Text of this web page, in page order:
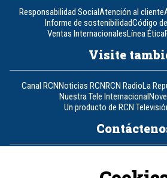
Responsabilidad SocialAtención al cliente
Informe de sostenibilidadCódigo
Ventas InternacionalesLínea Ética
Visite
Canal RCNNoticias RCNRCN RadioLa
Nuestra Tele Internacional
Un producto de RCN